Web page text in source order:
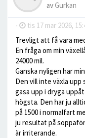
avGurkan
- tis 17 mar 2026,
Trevligt att få vara
En fråga om min
24000 mil.
Ganska nyligen har
Den vill inte växla upp
gasa upp i dryga
högsta. Den har ju
på 1500 i normalfart
ju resultat på
är irriterande.